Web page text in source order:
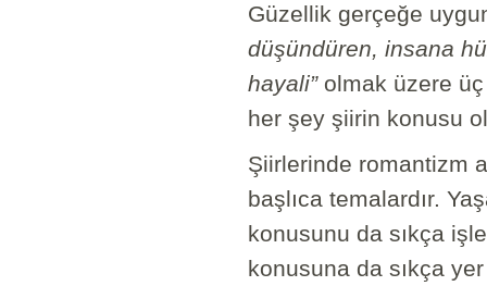
Güzellik gerçeğe
düşündüren, insana
hayali”olmak üzere üç
her şey şiirin konusu
Şiirlerinde romantizm
başlıca temalardır.
konusunu da sıkça
konusuna da sıkça